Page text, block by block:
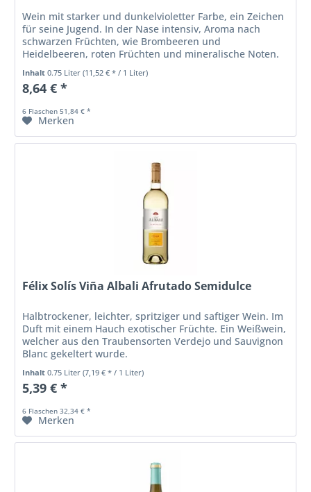
Wein mit starker und dunkelvioletter Farbe, ein Zeichen
für seine Jugend. In der Nase intensiv, Aroma nach
schwarzen Früchten, wie Brombeeren und
Heidelbeeren, roten Früchten und mineralische Noten.
Frischer und komplexer Wein. Am Gaumen...
Inhalt0.75 Liter(11,52 € * / 1 Liter)
8,64 € *
6 Flaschen 51,84 € *
Merken
Félix Solís Viña Albali Afrutado Semidulce
Halbtrockener, leichter, spritziger und saftiger Wein. Im
Duft mit einem Hauch exotischer Früchte. Ein Weißwein,
welcher aus den Traubensorten Verdejo und Sauvignon
Blanc gekeltert wurde.
Inhalt0.75 Liter(7,19 € * / 1 Liter)
5,39 € *
6 Flaschen 32,34 € *
Merken